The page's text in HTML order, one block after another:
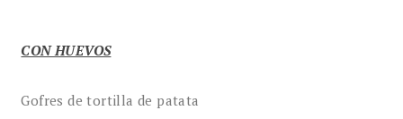
CON HUEVOS
Gofres de tortilla de patata